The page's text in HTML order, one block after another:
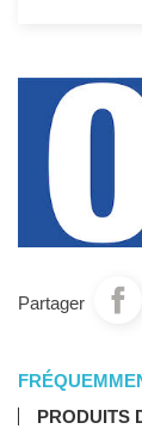
Partager
PRODUITS